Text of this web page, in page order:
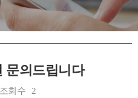
문의드립니다
조회수 2